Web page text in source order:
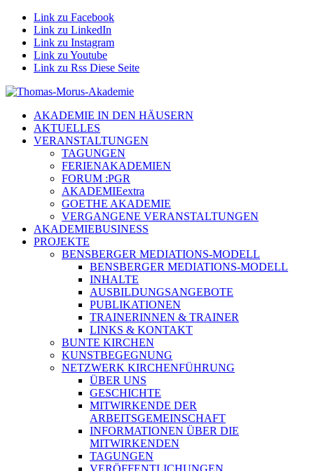
Link zu Facebook
Link zu LinkedIn
Link zu Instagram
Link zu Youtube
Link zu Rss Diese Seite
AKADEMIE IN DEN HÄUSERN
AKTUELLES
VERANSTALTUNGEN
TAGUNGEN
FERIENAKADEMIEN
FORUM :PGR
AKADEMIEextra
GOETHE AKADEMIE
VERGANGENE VERANSTALTUNGEN
AKADEMIEBUSINESS
PROJEKTE
BENSBERGER MEDIATIONS-MODELL
BENSBERGER MEDIATIONS-MODELL
INHALTE
AUSBILDUNGSANGEBOTE
PUBLIKATIONEN
TRAINERINNEN & TRAINER
LINKS & KONTAKT
BUNTE KIRCHEN
KUNSTBEGEGNUNG
NETZWERK KIRCHENFÜHRUNG
ÜBER UNS
GESCHICHTE
MITWIRKENDE DER
ARBEITSGEMEINSCHAFT
INFORMATIONEN ÜBER DIE
MITWIRKENDEN
TAGUNGEN
VERÖFFENTLICHUNGEN